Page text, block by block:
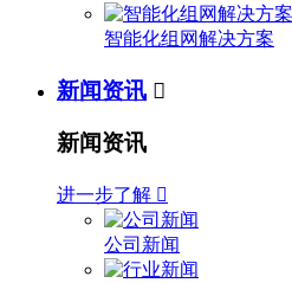
智能化组网解决方案
新闻资讯 
新闻资讯
进一步了解 
公司新闻